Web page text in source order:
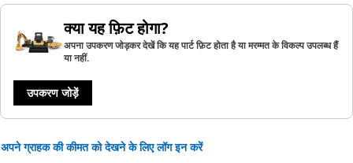
क्या यह फ़िट होगा?
अपना उपकरण जोड़कर देखें कि यह पार्ट फ़िट होता है या मरम्मत के विकल्प उपलब्ध हैं
या नहीं.
उपकरण जोड़ें
अपने ग्राहक की कीमत को देखने के लिए लॉग इन करें